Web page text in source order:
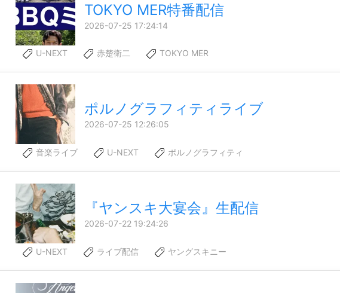
TOKYO MER特番配信
2026-07-25 17:24:14
U-NEXT 赤楚衛二 TOKYO MER
ポルノグラフィティライブ
2026-07-25 12:26:05
音楽ライブ U-NEXT ポルノグラフィティ
『ヤンスキ大宴会』生配信
2026-07-22 19:24:26
U-NEXT ライブ配信 ヤングスキニー